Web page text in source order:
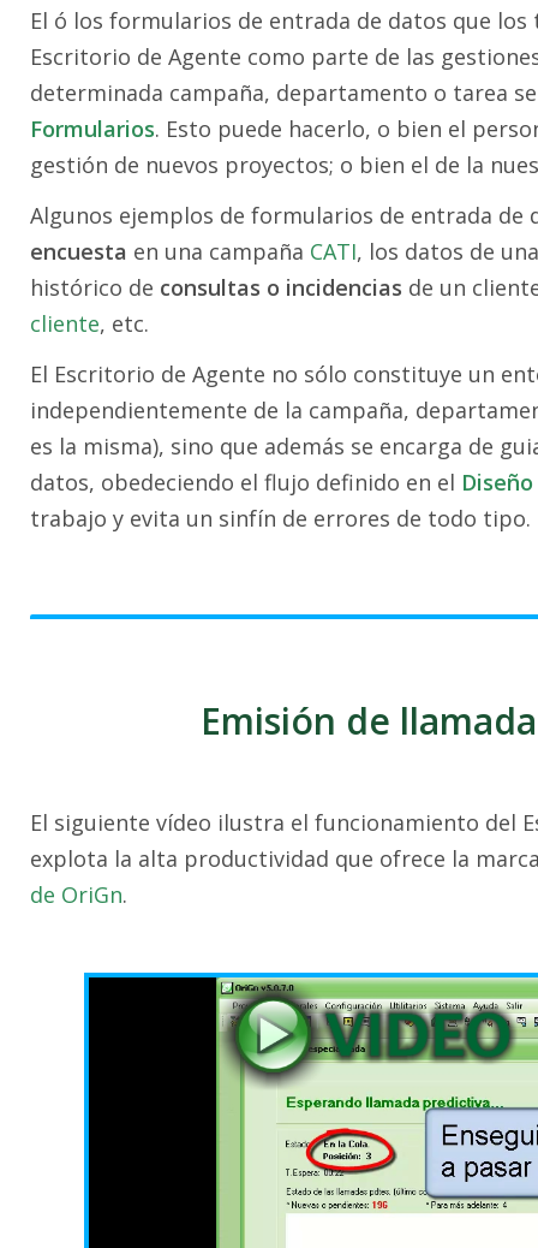
El ó los formularios de entrada de datos que
Escritorio de Agente como parte de las
determinada campaña, departamento o tarea
Formularios. Esto puede hacerlo, o bien el
gestión de nuevos proyectos; o bien el de la
Algunos ejemplos de formularios de entrada de
encuesta en una campaña CATI, los datos de
histórico de consultas o incidencias de un
cliente, etc.
El Escritorio de Agente no sólo constituye un
independientemente de la campaña,
es la misma), sino que además se encarga de
datos, obedeciendo el flujo definido en el
trabajo y evita un sinfín de errores de todo tipo.
Emisión de
El siguiente vídeo ilustra el funcionamiento del
explota la alta productividad que ofrece la
de OriGn.